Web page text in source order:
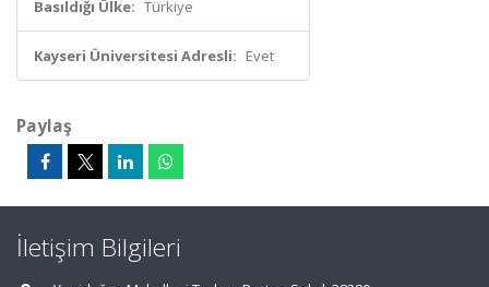
Basıldığı Ülke: Türkiye
Kayseri Üniversitesi Adresli: Evet
Paylaş
İletişim Bilgileri